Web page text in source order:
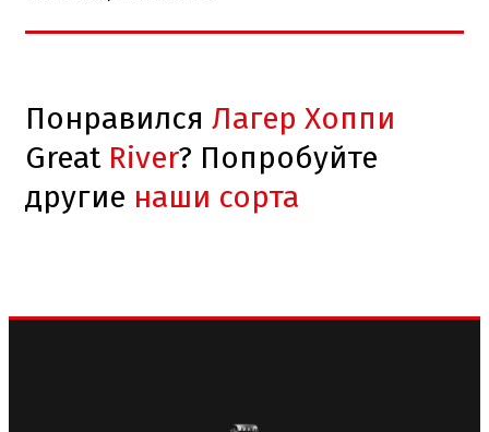
Понравился Лагер Хоппи
Great River? Попробуйте
другие наши сорта